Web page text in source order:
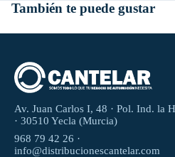
También te puede gustar
Av. Juan Carlos I, 48 · Pol. Ind. la
· 30510 Yecla (Murcia)
968 79 42 26 ·
info@distribucionescantelar.com